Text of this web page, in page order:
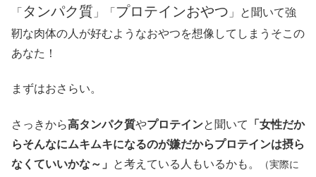
「 タンパク質 」「 プロテインおやつ 」と聞いて強
靭な肉体の人が好むようなおやつを想像してしまうそこの
あなた！
まずはおさらい。
さっきから高タンパク質やプロテインと聞いて
「女性だか
らそんなにムキムキになるのが嫌だからプロテインは摂ら
なくていいかな～」
と考えている人もいるかも。
（実際に